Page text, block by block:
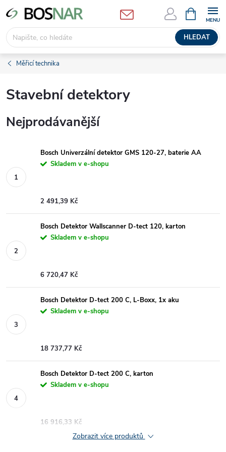
Přejít
na
obsah
HLEDAT
NÁKUPNÍ
KOŠÍK
Měřicí technika
Stavební detektory
Nejprodávanější
Bosch Univerzální detektor GMS 120-27, baterie AA
Skladem v e-shopu
2 491,39 Kč
Bosch Detektor Wallscanner D-tect 120, karton
Skladem v e-shopu
6 720,47 Kč
Bosch Detektor D-tect 200 C, L-Boxx, 1x aku
Skladem v e-shopu
18 737,77 Kč
Bosch Detektor D-tect 200 C, karton
Skladem v e-shopu
16 916,33 Kč
Zobrazit více produktů